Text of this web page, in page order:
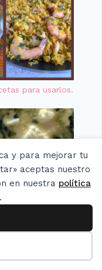
y para mejorar tu
aceptas nuestro
en nuestra política
.
para usarlos.